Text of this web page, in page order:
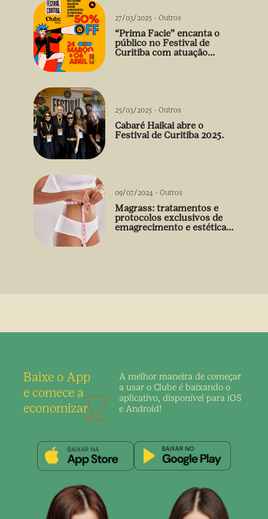
27/03/2025 - Outros
“Prima Facie” encanta o
público no Festival de
Curitiba com atuação
25/03/2025 - Outros
Cabaré Haikai abre o
Festival de Curitiba 2025.
09/07/2024 - Outros
Magrass: tratamentos e
protocolos exclusivos de
emagrecimento e estética
Baixe o App
e comece a
economizar
A melhor maneira de começar
a usar o Clube é baixando o
aplicativo, disponível para iOS
e Android!